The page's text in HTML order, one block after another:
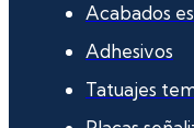
Acabados
Adhesivos
Tatuajes